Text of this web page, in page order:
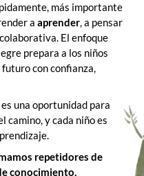
más importante
a aprender, a pensar
El enfoque
prepara a los niños
con confianza,
una oportunidad para
camino, y cada niño es
repetidores de
conocimiento.